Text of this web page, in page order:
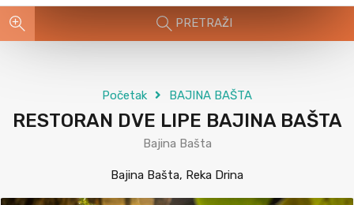
PRETRAŽI
Početak BAJINA BAŠTA
RESTORAN DVE LIPE BAJINA BAŠTA
Bajina Bašta
Bajina Bašta, Reka Drina